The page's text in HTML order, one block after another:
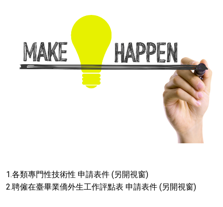
1.各類專門性技術性 申請表件 (另開視窗)
2.聘僱在臺畢業僑外生工作評點表 申請表件 (另開視窗)